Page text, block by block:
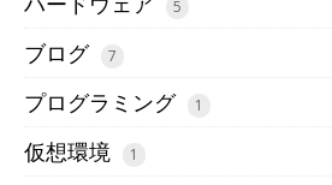
5
ブログ 7
プログラミング 1
仮想環境 1